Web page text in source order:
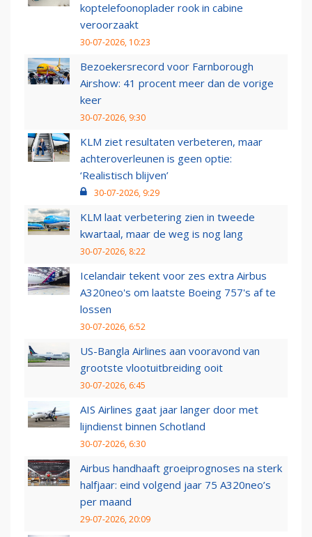
koptelefoonoplader rook in cabine
veroorzaakt
30-07-2026, 10:23
Bezoekersrecord voor Farnborough
Airshow: 41 procent meer dan de vorige
keer
30-07-2026, 9:30
KLM ziet resultaten verbeteren, maar
achteroverleunen is geen optie:
‘Realistisch blijven’
30-07-2026, 9:29
KLM laat verbetering zien in tweede
kwartaal, maar de weg is nog lang
30-07-2026, 8:22
Icelandair tekent voor zes extra Airbus
A320neo's om laatste Boeing 757's af te
lossen
30-07-2026, 6:52
US-Bangla Airlines aan vooravond van
grootste vlootuitbreiding ooit
30-07-2026, 6:45
AIS Airlines gaat jaar langer door met
lijndienst binnen Schotland
30-07-2026, 6:30
Airbus handhaaft groeiprognoses na sterk
halfjaar: eind volgend jaar 75 A320neo’s
per maand
29-07-2026, 20:09